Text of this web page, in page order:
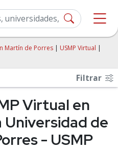
Martín de Porres | USMP Virtual |
Filtrar
Virtual en
Universidad de
- USMP